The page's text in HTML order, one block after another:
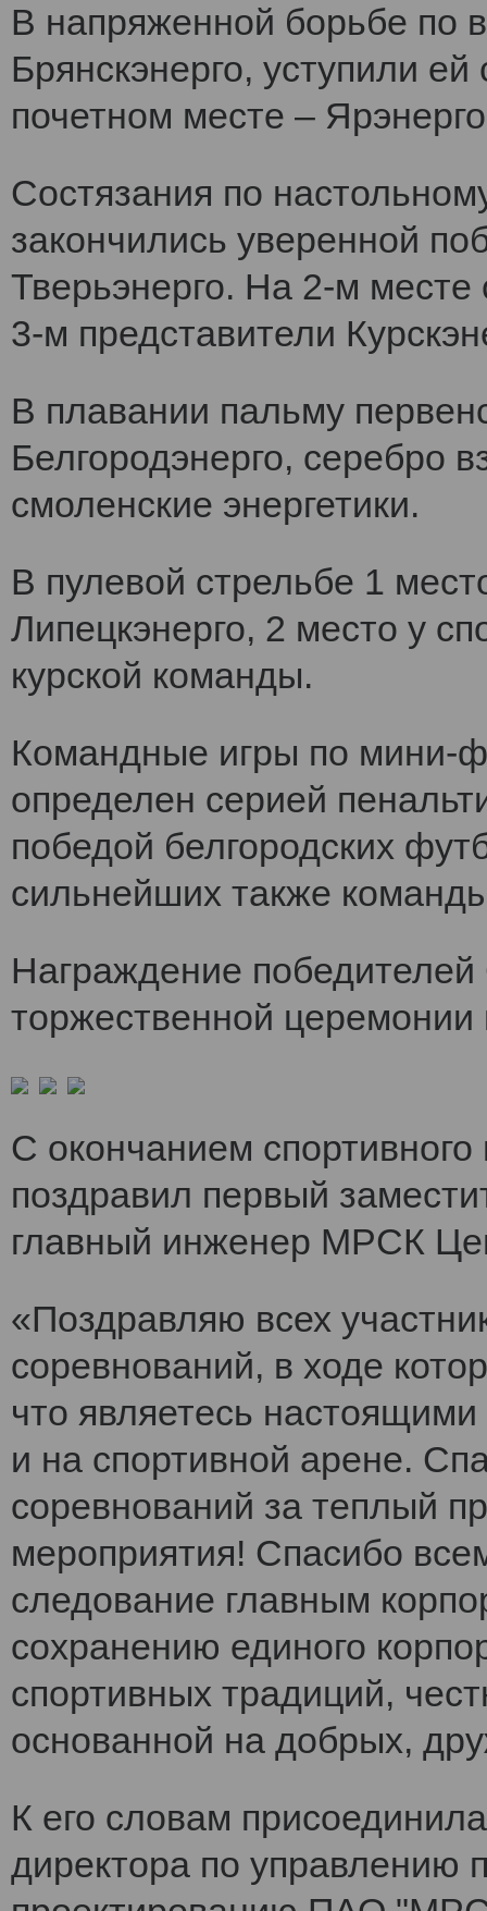
В напряженной борьбе по
Брянскэнерго, уступили
почетном месте –
Состязания по
закончились уверенной
Тверьэнерго. На 2-м
3-м представители
В плавании пальму
Белгородэнерго, серебро
смоленские энергетики.
В пулевой стрельбе 1
Липецкэнерго, 2 место у
курской команды.
Командные игры по мини-
определен серией
победой белгородских
сильнейших также
Награждение
торжественной
С окончанием
поздравил первый
главный инженер МРСК
«Поздравляю всех
соревнований, в ходе
что являетесь
и на спортивной арене.
соревнований за теплый
мероприятия! Спасибо
следование главным
сохранению единого
спортивных традиций,
основанной на добрых,
К его словам
директора по управлению